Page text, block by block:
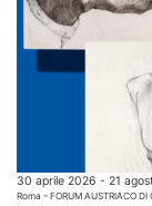
30 aprile 2026 - 21
Roma – FORUM AUSTRIACO